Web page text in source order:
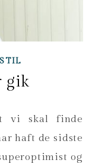
gik
haft de sidste
og